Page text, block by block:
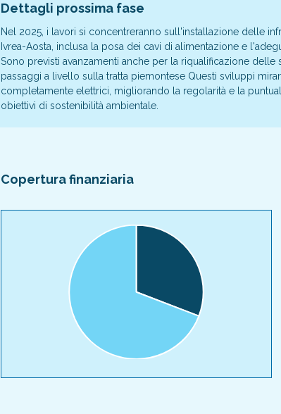
Dettagli prossima fase
Nel 2025, i lavori si concentreranno sull'installazione delle
Ivrea-Aosta, inclusa la posa dei cavi di alimentazione e
Sono previsti avanzamenti anche per la riqualificazione
passaggi a livello sulla tratta piemontese Questi sviluppi
completamente elettrici, migliorando la regolarità e la
obiettivi di sostenibilità ambientale.
Copertura finanziaria